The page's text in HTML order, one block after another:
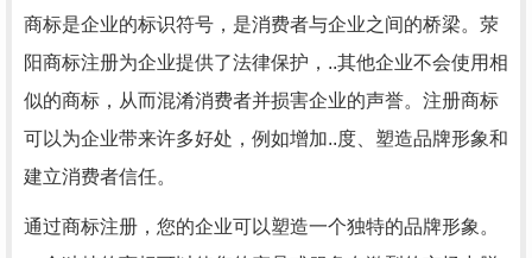
商标是企业的标识符号，是消费者与企业之间的桥梁。荥
阳商标注册为企业提供了法律保护，..其他企业不会使用相
似的商标，从而混淆消费者并损害企业的声誉。注册商标
可以为企业带来许多好处，例如增加..度、塑造品牌形象和
建立消费者信任。
通过商标注册，您的企业可以塑造一个独特的品牌形象。